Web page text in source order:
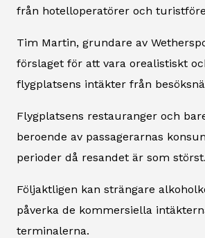
från hotelloperatörer och
Tim Martin, grundare av
förslaget för att vara orealistiskt
flygplatsens intäkter från
Flygplatsens restauranger och
beroende av passagerarnas
perioder då resandet är som störst.
Följaktligen kan strängare
påverka de kommersiella
terminalerna.